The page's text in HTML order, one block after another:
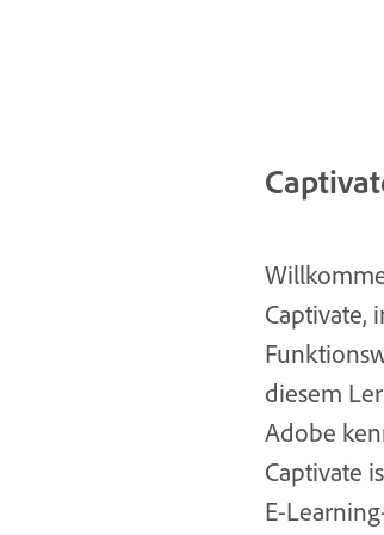
Captivate,
diesem
Adobe
Captivate
E-